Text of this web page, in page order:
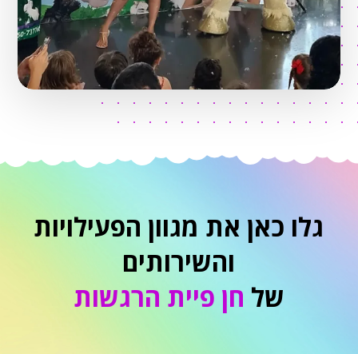
גלו כאן את מגוון הפעילויות
והשירותים
של חן פיית הרגשות